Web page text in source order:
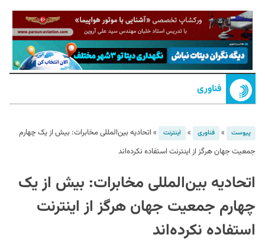
فناوری
پیوست » فناوری » اینترنت » اتحادیه بین‌المللی مخابرات: بیش از یک‌ چهارم
جمعیت جهان هرگز از اینترنت استفاده نکرده‌اند
اتحادیه بین‌المللی مخابرات: بیش از یک‌
چهارم جمعیت جهان هرگز از اینترنت
استفاده نکرده‌اند